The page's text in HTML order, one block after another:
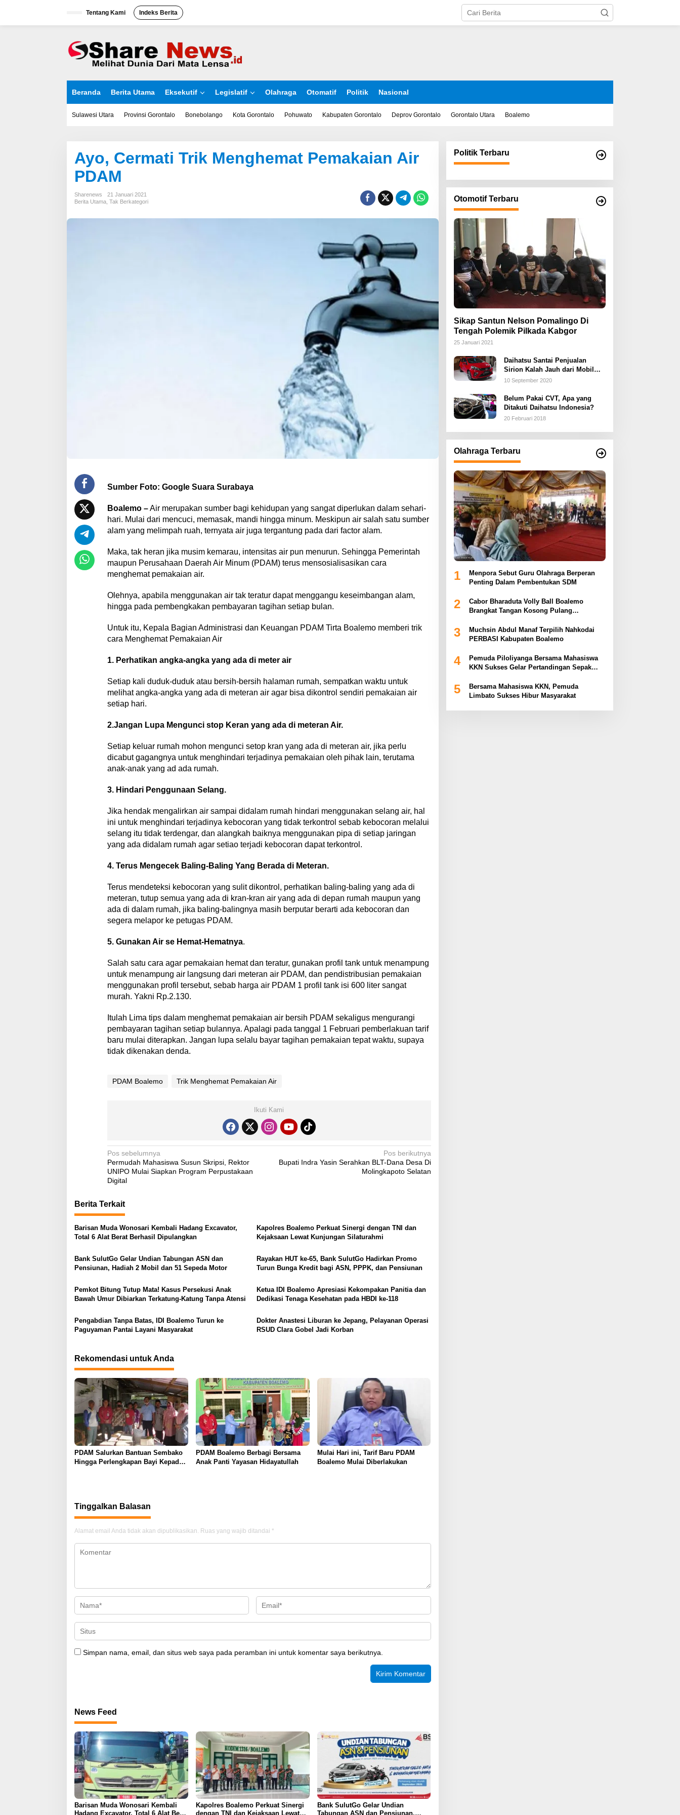
Tentang Kami Indeks Berita
Beranda Berita Utama Eksekutif Legislatif Olahraga Otomatif Politik Nasional
Sulawesi Utara Provinsi Gorontalo Bonebolango Kota Gorontalo Pohuwato Kabupaten Gorontalo Deprov Gorontalo Gorontalo Utara Boalemo
Ayo, Cermati Trik Menghemat Pemakaian Air
PDAM
Sharenews
21 Januari 2021
Berita Utama Tak Berkategori
Sumber Foto: Google Suara Surabaya
Boalemo –Air merupakan sumber bagi kehidupan yang sangat diperlukan dalam sehari-
hari. Mulai dari mencuci, memasak, mandi hingga minum. Meskipun air salah satu sumber
alam yang melimpah ruah, ternyata air juga tergantung pada dari factor alam.
Maka, tak heran jika musim kemarau, intensitas air pun menurun. Sehingga Pemerintah
maupun Perusahaan Daerah Air Minum (PDAM) terus mensosialisasikan cara
menghemat pemakaian air.
Olehnya, apabila menggunakan air tak teratur dapat menggangu keseimbangan alam,
hingga pada pembengkakan pembayaran tagihan setiap bulan.
Untuk itu, Kepala Bagian Administrasi dan Keuangan PDAM Tirta Boalemo memberi trik
cara Menghemat Pemakaian Air
1. Perhatikan angka-angka yang ada di meter air
Setiap kali duduk-duduk atau bersih-bersih halaman rumah, sempatkan waktu untuk
melihat angka-angka yang ada di meteran air agar bisa dikontrol sendiri pemakaian air
setiap hari.
2.Jangan Lupa Mengunci stop Keran yang ada di meteran Air.
Setiap keluar rumah mohon mengunci setop kran yang ada di meteran air, jika perlu
dicabut gagangnya untuk menghindari terjadinya pemakaian oleh pihak lain, terutama
anak-anak yang ad ada rumah.
3. Hindari Penggunaan Selang.
Jika hendak mengalirkan air sampai didalam rumah hindari menggunakan selang air, hal
ini untuk menghindari terjadinya kebocoran yang tidak terkontrol sebab kebocoran melalui
selang itu tidak terdengar, dan alangkah baiknya menggunakan pipa di setiap jaringan
yang ada didalam rumah agar setiao terjadi kebocoran dapat terkontrol.
4. Terus Mengecek Baling-Baling Yang Berada di Meteran.
Terus mendeteksi kebocoran yang sulit dikontrol, perhatikan baling-baling yang ada di
meteran, tutup semua yang ada di kran-kran air yang ada di depan rumah maupun yang
ada di dalam rumah, jika baling-balingnya masih berputar berarti ada kebocoran dan
segera melapor ke petugas PDAM.
5. Gunakan Air se Hemat-Hematnya.
Salah satu cara agar pemakaian hemat dan teratur, gunakan profil tank untuk menampung
untuk menampung air langsung dari meteran air PDAM, dan pendistribusian pemakaian
menggunakan profil tersebut, sebab harga air PDAM 1 profil tank isi 600 liter sangat
murah. Yakni Rp.2.130.
Itulah Lima tips dalam menghemat pemakaian air bersih PDAM sekaligus mengurangi
pembayaran tagihan setiap bulannya. Apalagi pada tanggal 1 Februari pemberlakuan tarif
baru mulai diterapkan. Jangan lupa selalu bayar tagihan pemakaian tepat waktu, supaya
tidak dikenakan denda.
PDAM Boalemo Trik Menghemat Pemakaian Air
Ikuti Kami
N
a
v
i
g
a
s
i
p
o
s
Pos sebelumnya
Permudah Mahasiswa Susun Skripsi, Rektor
UNIPO Mulai Siapkan Program Perpustakaan
Digital
Pos berikutnya
Bupati Indra Yasin Serahkan BLT-Dana Desa Di
Molingkapoto Selatan
Berita Terkait
Barisan Muda Wonosari Kembali Hadang Excavator,
Total 6 Alat Berat Berhasil Dipulangkan
Kapolres Boalemo Perkuat Sinergi dengan TNI dan
Kejaksaan Lewat Kunjungan Silaturahmi
Bank SulutGo Gelar Undian Tabungan ASN dan
Pensiunan, Hadiah 2 Mobil dan 51 Sepeda Motor
Rayakan HUT ke-65, Bank SulutGo Hadirkan Promo
Turun Bunga Kredit bagi ASN, PPPK, dan Pensiunan
Pemkot Bitung Tutup Mata! Kasus Persekusi Anak
Bawah Umur Dibiarkan Terkatung-Katung Tanpa Atensi
Ketua IDI Boalemo Apresiasi Kekompakan Panitia dan
Dedikasi Tenaga Kesehatan pada HBDI ke-118
Pengabdian Tanpa Batas, IDI Boalemo Turun ke
Paguyaman Pantai Layani Masyarakat
Dokter Anastesi Liburan ke Jepang, Pelayanan Operasi
RSUD Clara Gobel Jadi Korban
Rekomendasi untuk Anda
PDAM Salurkan Bantuan Sembako
Hingga Perlengkapan Bayi Kepada
PDAM Boalemo Berbagi Bersama
Anak Panti Yayasan Hidayatullah
Mulai Hari ini, Tarif Baru PDAM
Boalemo Mulai Diberlakukan
Tinggalkan Balasan
Alamat email Anda tidak akan dipublikasikan. Ruas yang wajib ditandai *
Simpan nama, email, dan situs web saya pada peramban ini untuk komentar saya berikutnya.
News Feed
Barisan Muda Wonosari Kembali
Hadang Excavator, Total 6 Alat Berat
Kapolres Boalemo Perkuat Sinergi
dengan TNI dan Kejaksaan Lewat
Bank SulutGo Gelar Undian
Tabungan ASN dan Pensiunan,
Politik Terbaru
Otomotif Terbaru
Sikap Santun Nelson Pomalingo Di
Tengah Polemik Pilkada Kabgor
25 Januari 2021
Daihatsu Santai Penjualan
Sirion Kalah Jauh dari Mobil
LCGC
10 September 2020
Belum Pakai CVT, Apa yang
Ditakuti Daihatsu Indonesia?
20 Februari 2018
Olahraga Terbaru
1
Menpora Sebut Guru Olahraga Berperan
Penting Dalam Pembentukan SDM
2
Cabor Bharaduta Volly Ball Boalemo
Brangkat Tangan Kosong Pulang
3
Muchsin Abdul Manaf Terpilih Nahkodai
PERBASI Kabupaten Boalemo
4
Pemuda Piloliyanga Bersama Mahasiswa
KKN Sukses Gelar Pertandingan Sepak
5
Bersama Mahasiswa KKN, Pemuda
Limbato Sukses Hibur Masyarakat